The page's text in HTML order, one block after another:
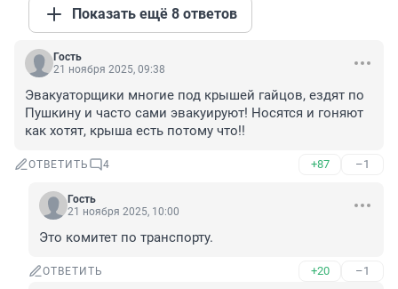
Показать ещё 8 ответов
Гость
21 ноября 2025, 09:38
Эвакуаторщики многие под крышей гайцов, ездят по
Пушкину и часто сами эвакуируют! Носятся и гоняют
как хотят, крыша есть потому что!!
ОТВЕТИТЬ 4 +87 –1
Гость
21 ноября 2025, 10:00
Это комитет по транспорту.
ОТВЕТИТЬ +20 –1